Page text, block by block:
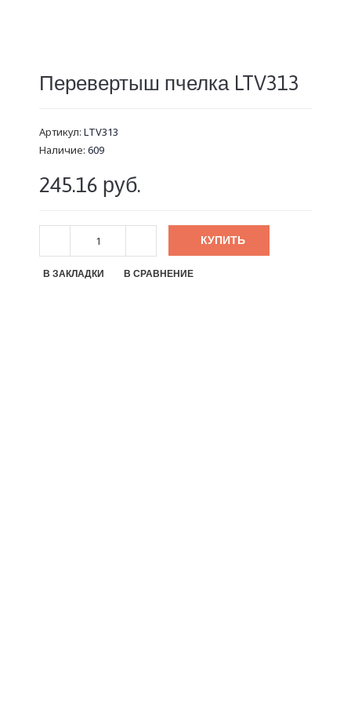
Перевертыш пчелка LTV313
Артикул: LTV313
Наличие: 609
245.16 руб.
КУПИТЬ
В ЗАКЛАДКИ В СРАВНЕНИЕ